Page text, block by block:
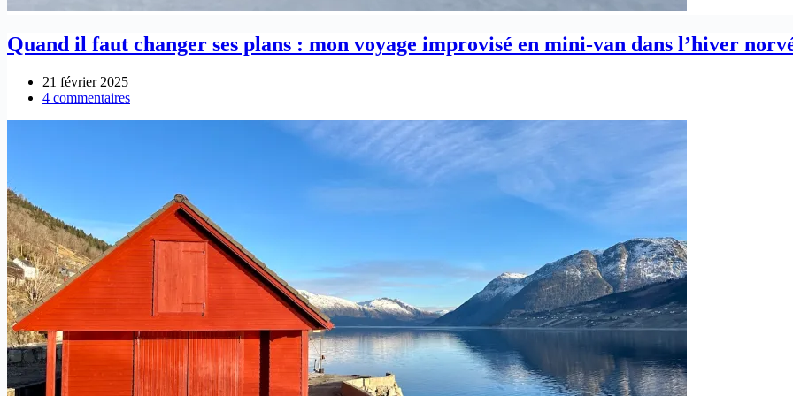
Quand il faut changer ses plans : mon voyage improvisé en mini-van dans l’hiver
21 février 2025
4 commentaires